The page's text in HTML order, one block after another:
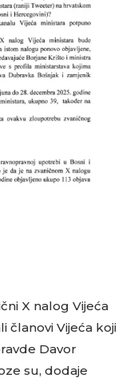
X nalog Vijeća
članovi Vijeća koji
Davor
su, dodaje